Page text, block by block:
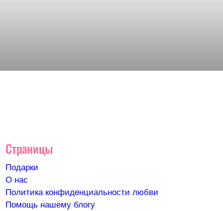
Страницы
Подарки
О нас
Политика конфиденциальности любви
Помощь нашему блогу